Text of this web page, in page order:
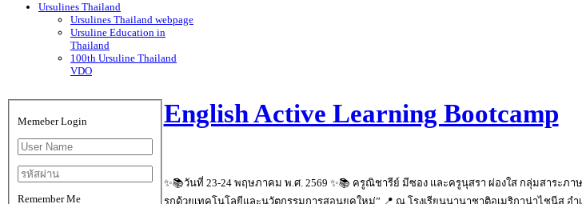
Ursulines Thailand
Ursulines Thailand webpage
Ursuline Education in
Thailand
100th Ursuline Thailand
VDO
Memeber Login
Remember Me
English Active Learning Bootcamp
✨📚วันที่ 23-24 พฤษภาคม พ.ศ. 2569 ✨📚 ครูณิชารีย์ มีซอง และครูนุสรา ผ่องใส กลุ่มสาระภาษ
รุกด้วยเทคโนโลยีและนวัตกรรมการสอนยุคใหม่” 📍 ณ โรงเรียนนานาชาติอเมริกาน่าไชนีส อ